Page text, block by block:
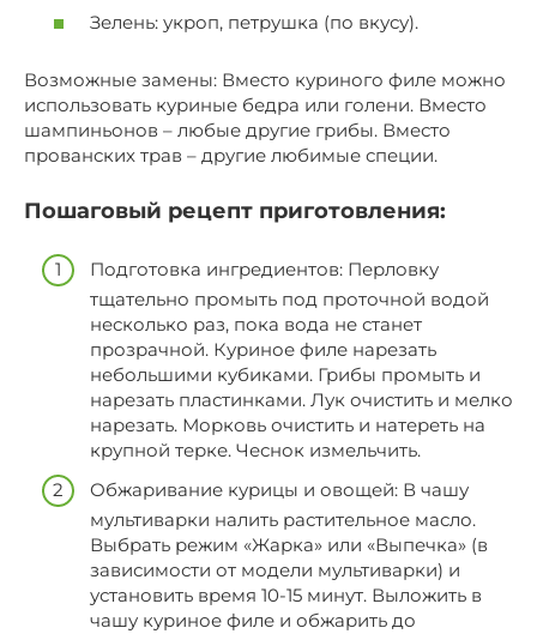
Зелень: укроп, петрушка (по вкусу).
Возможные замены: Вместо куриного филе можно
использовать куриные бедра или голени. Вместо
шампиньонов – любые другие грибы. Вместо
прованских трав – другие любимые специи.
Пошаговый рецепт приготовления:
Подготовка ингредиентов: Перловку
тщательно промыть под проточной водой
несколько раз, пока вода не станет
прозрачной. Куриное филе нарезать
небольшими кубиками. Грибы промыть и
нарезать пластинками. Лук очистить и мелко
нарезать. Морковь очистить и натереть на
крупной терке. Чеснок измельчить.
Обжаривание курицы и овощей: В чашу
мультиварки налить растительное масло.
Выбрать режим «Жарка» или «Выпечка» (в
зависимости от модели мультиварки) и
установить время 10-15 минут. Выложить в
чашу куриное филе и обжарить до